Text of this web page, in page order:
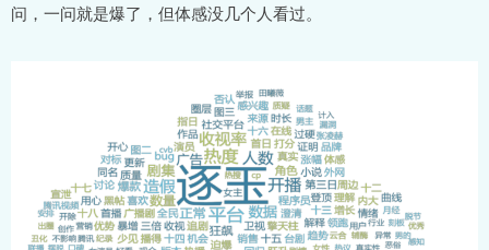
问，一问就是爆了，但体感没几个人看过。